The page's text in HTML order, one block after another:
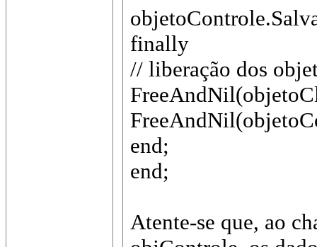
finally
// liberação dos
end;
end;
Atente-se que, ao